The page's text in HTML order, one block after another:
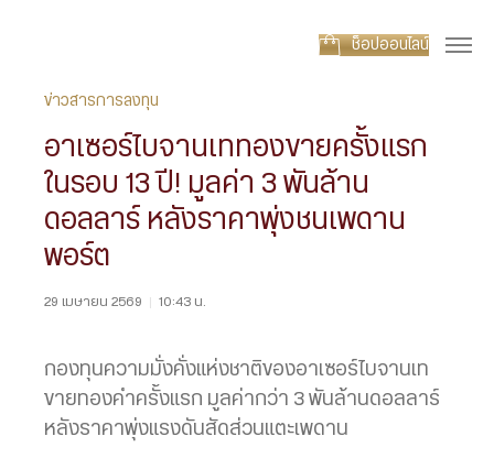
ช็อปออนไลน์
ข่าวสารการลงทุน
อาเซอร์ไบจานเททองขายครั้งแรก
ในรอบ 13 ปี! มูลค่า 3 พันล้าน
ดอลลาร์ หลังราคาพุ่งชนเพดาน
พอร์ต
29 เมษายน 2569 | 10:43 น.
กองทุนความมั่งคั่งแห่งชาติของอาเซอร์ไบจานเท
ขายทองคำครั้งแรก มูลค่ากว่า 3 พันล้านดอลลาร์
หลังราคาพุ่งแรงดันสัดส่วนแตะเพดาน